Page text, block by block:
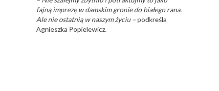
fajną imprezę w damskim gronie do białego rana.
Ale nie ostatnią w naszym życiu –podkreśla
Agnieszka Popielewicz.